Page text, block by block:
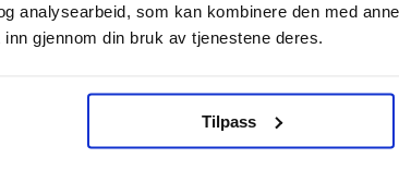
analysearbeid, som kan kombinere den med
gjennom din bruk av tjenestene deres.
Tilpass